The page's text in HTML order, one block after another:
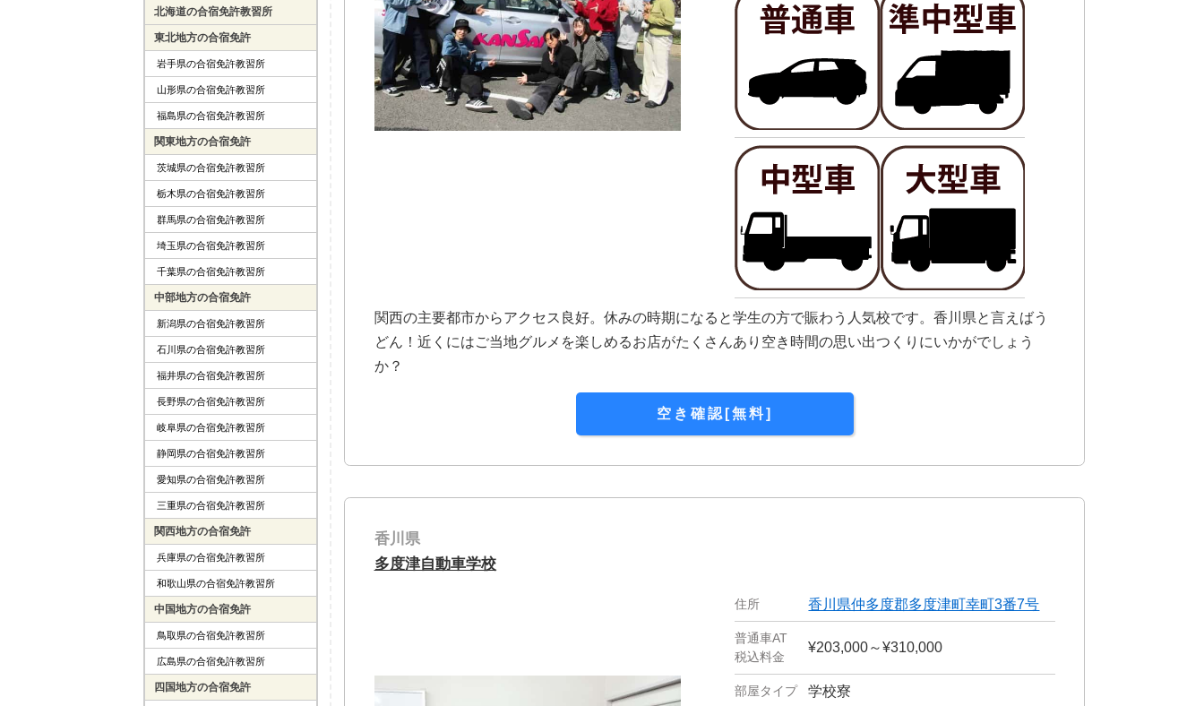
関西の主要都市からアクセス良好。休みの時期になると学生の方で賑わう人気校です。香川県と言えばう
どん！近くにはご当地グルメを楽しめるお店がたくさんあり空き時間の思い出つくりにいかがでしょう
か？
空き確認[無料]
香川県
多度津自動車学校
香川県仲多度郡多度津町幸町3番7号
¥203,000～¥310,000
学校寮
北海道の合宿免許教習所
東北地方の合宿免許
岩手県の合宿免許教習所
山形県の合宿免許教習所
福島県の合宿免許教習所
関東地方の合宿免許
茨城県の合宿免許教習所
栃木県の合宿免許教習所
群馬県の合宿免許教習所
埼玉県の合宿免許教習所
千葉県の合宿免許教習所
中部地方の合宿免許
新潟県の合宿免許教習所
石川県の合宿免許教習所
福井県の合宿免許教習所
長野県の合宿免許教習所
岐阜県の合宿免許教習所
静岡県の合宿免許教習所
愛知県の合宿免許教習所
三重県の合宿免許教習所
関西地方の合宿免許
兵庫県の合宿免許教習所
和歌山県の合宿免許教習所
中国地方の合宿免許
鳥取県の合宿免許教習所
広島県の合宿免許教習所
四国地方の合宿免許